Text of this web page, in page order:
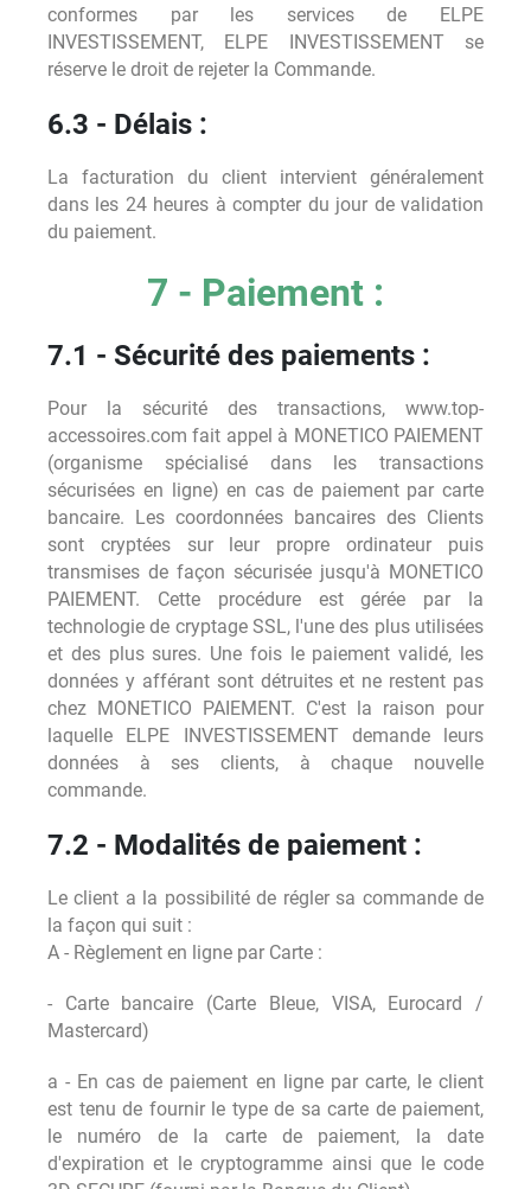
conformes par les services de ELPE
INVESTISSEMENT, ELPE INVESTISSEMENT se
réserve le droit de rejeter la Commande.
6.3 - Délais :
La facturation du client intervient généralement
dans les 24 heures à compter du jour de validation
du paiement.
7 - Paiement :
7.1 - Sécurité des paiements :
Pour la sécurité des transactions, www.top-
accessoires.com fait appel à MONETICO PAIEMENT
(organisme spécialisé dans les transactions
sécurisées en ligne) en cas de paiement par carte
bancaire. Les coordonnées bancaires des Clients
sont cryptées sur leur propre ordinateur puis
transmises de façon sécurisée jusqu'à MONETICO
PAIEMENT. Cette procédure est gérée par la
technologie de cryptage SSL, l'une des plus utilisées
et des plus sures. Une fois le paiement validé, les
données y afférant sont détruites et ne restent pas
chez MONETICO PAIEMENT. C'est la raison pour
laquelle ELPE INVESTISSEMENT demande leurs
données à ses clients, à chaque nouvelle
commande.
7.2 - Modalités de paiement :
Le client a la possibilité de régler sa commande de
la façon qui suit :
A - Règlement en ligne par Carte :
- Carte bancaire (Carte Bleue, VISA, Eurocard /
Mastercard)
a - En cas de paiement en ligne par carte, le client
est tenu de fournir le type de sa carte de paiement,
le numéro de la carte de paiement, la date
d'expiration et le cryptogramme ainsi que le code